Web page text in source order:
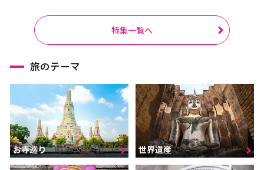
特集一覧へ
旅のテーマ
お寺巡り 世界遺産